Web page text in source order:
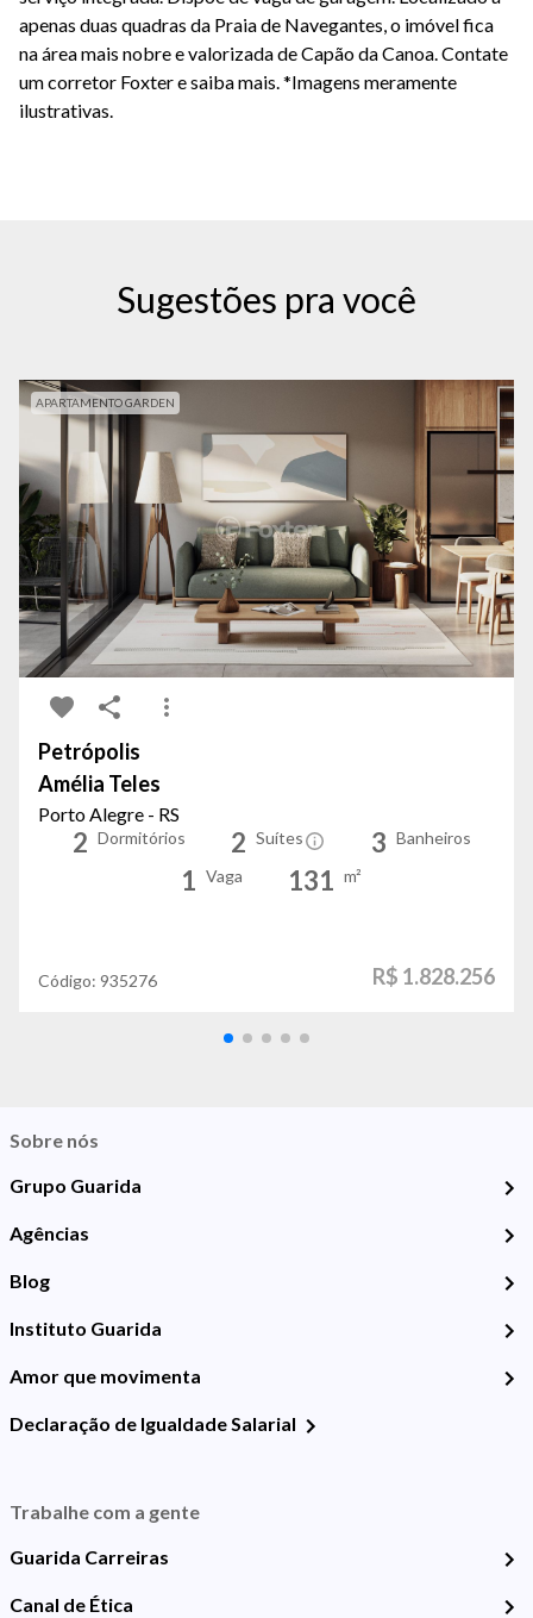
apenas duas quadras da Praia de Navegantes, o imóvel fica
na área mais nobre e valorizada de Capão da Canoa. Contate
um corretor Foxter e saiba mais. *Imagens meramente
ilustrativas.
Sugestões pra você
APARTAMENTO GARDEN
Petrópolis
Amélia Teles
Porto Alegre - RS
2 Dormitórios 2 Suítes 3 Banheiros
1 Vaga 131 m²
Código: 935276 R$ 1.828.256
Sobre nós
Grupo Guarida
Agências
Blog
Instituto Guarida
Amor que movimenta
Declaração de Igualdade Salarial
Trabalhe com a gente
Guarida Carreiras
Canal de Ética